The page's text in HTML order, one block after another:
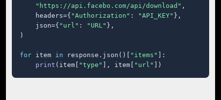
"https://api.facebo.com/api/download" ,
    headers={
"Authorization" : "API_KEY" },
    json={
"url" : "URL" },
)
for item in response.json()[ "items"
]:
print (item[ "type" ], item[ "url" ])